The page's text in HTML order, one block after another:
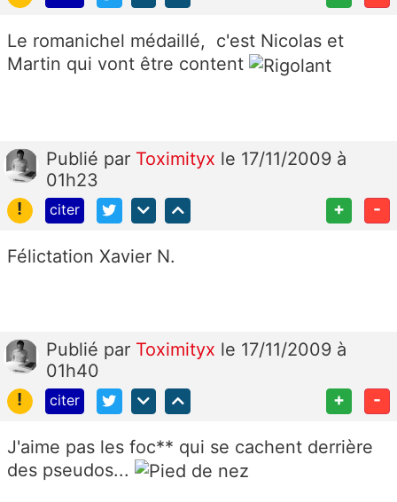
Le romanichel médaillé, c'est Nicolas et
Martin qui vont être content
Publié par Toximityx le 17/11/2009 à
01h23
!
citer + -
Félictation Xavier N.
Publié par Toximityx le 17/11/2009 à
01h40
!
citer + -
J'aime pas les foc** qui se cachent derrière
des pseudos...